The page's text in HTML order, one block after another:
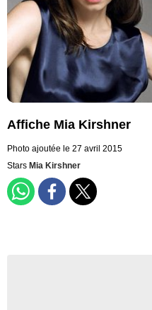
Affiche Mia Kirshner
Photo ajoutée le 27 avril 2015
Stars Mia Kirshner